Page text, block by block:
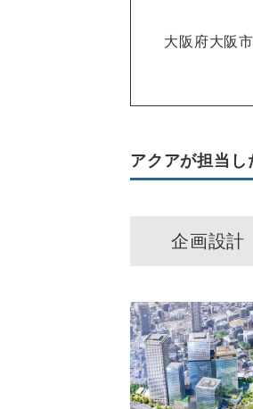
大阪府大阪
アクアが担当し
企画設計